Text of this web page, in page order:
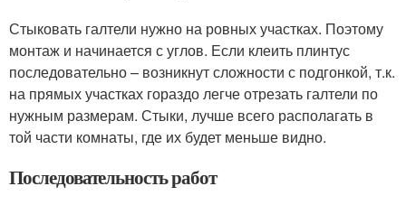
Стыковать галтели нужно на ровных участках. Поэтому
монтаж и начинается с углов. Если клеить плинтус
последовательно – возникнут сложности с подгонкой, т.к.
на прямых участках гораздо легче отрезать галтели по
нужным размерам. Стыки, лучше всего располагать в
той части комнаты, где их будет меньше видно.
Последовательность работ